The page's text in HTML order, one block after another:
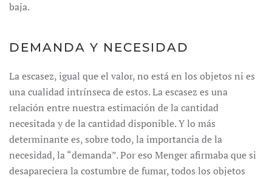
baja.
DEMANDA Y NECESIDAD
La escasez, igual que el valor, no está en los objetos ni es
una cualidad intrínseca de estos. La escasez es una
relación entre nuestra estimación de la cantidad
necesitada y de la cantidad disponible. Y lo más
determinante es, sobre todo, la importancia de la
necesidad, la “demanda”. Por eso Menger afirmaba que si
desapareciera la costumbre de fumar, todos los objetos